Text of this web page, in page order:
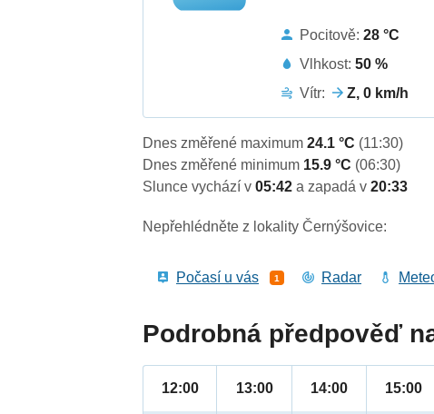
Pocitově:28 °C
Vlhkost:50 %
Vítr:
Z, 0 km/h
Dnes změřené maximum24.1 °C (11:30)
Dnes změřené minimum 15.9 °C (06:30)
Slunce vychází v05:42a zapadá v20:33
Nepřehlédněte z lokality Černýšovice:
Počasí u vás 1 Radar
Podrobná předpověď
12:00 13:00 14:00 15:00